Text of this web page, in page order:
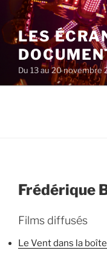
au
contenu
principal
LES
Du 13 au 20 novembre
Frédérique
Films diffusés
Le Vent dans la